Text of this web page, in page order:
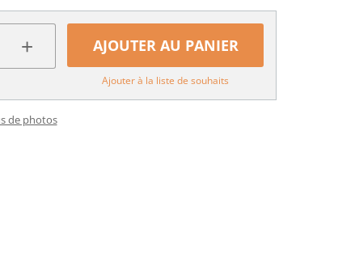
+ AJOUTER AU PANIER
Ajouter à la liste de souhaits
de photos